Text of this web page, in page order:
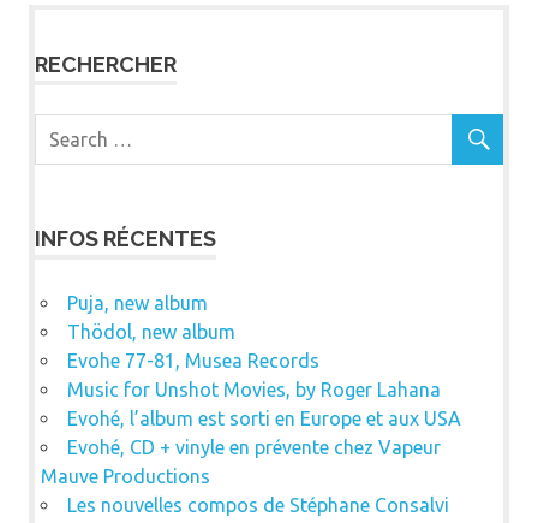
RECHERCHER
INFOS RÉCENTES
Puja, new album
Thödol, new album
Evohe 77-81, Musea Records
Music for Unshot Movies, by Roger Lahana
Evohé, l’album est sorti en Europe et aux USA
Evohé, CD + vinyle en prévente chez Vapeur
Mauve Productions
Les nouvelles compos de Stéphane Consalvi